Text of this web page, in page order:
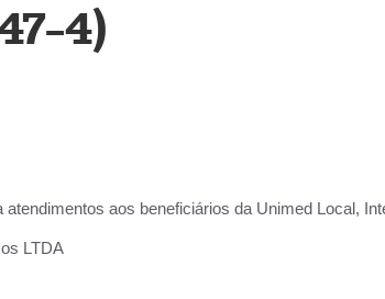
4)
atendimentos aos beneficiários da Unimed Local,
LTDA